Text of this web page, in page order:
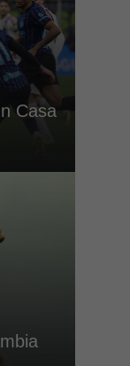
Casa